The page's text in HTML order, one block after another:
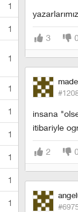
1
1
1
1
1
1
1
1
1
3 0
insana
itibariyle
2 0